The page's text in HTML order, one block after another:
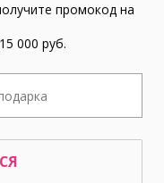
промокод на
000 руб.